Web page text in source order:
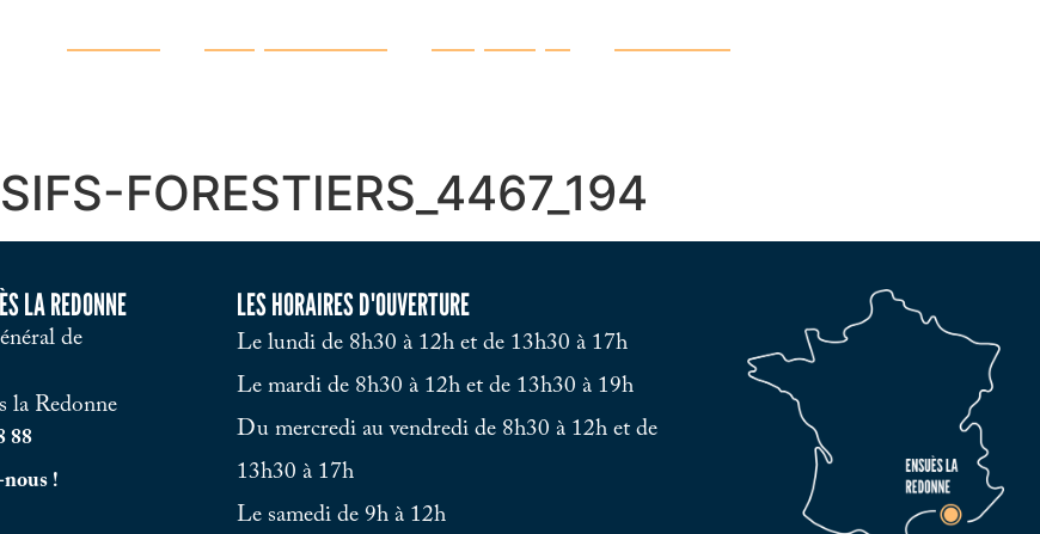
FORESTIERS_4467_194
LA REDONNE
de
la Redonne
88
!
LES HORAIRES D'OUVERTURE
Le lundi de 8h30 à 12h et de 13h30 à 17h
Le mardi de 8h30 à 12h et de 13h30 à 19h
Du mercredi au vendredi de 8h30 à 12h et de
13h30 à 17h
Le samedi de 9h à 12h